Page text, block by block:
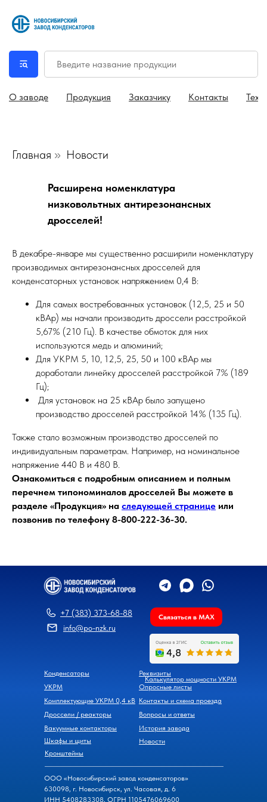
О заводе Продукция Заказчику Контакты
Главная » Новости
Расширена номенклатура
низковольтных антирезонансных
дросселей!
В декабре-январе мы существенно расширили номенклатуру
производимых антирезонансных дросселей для
конденсаторных установок напряжением 0,4 В:
Для самых востребованных установок (12,5, 25 и 50
кВАр) мы начали производить дроссели расстройкой
5,67% (210 Гц). В качестве обмоток для них
используются медь и алюминий;
Для УКРМ 5, 10, 12,5, 25, 50 и 100 кВАр мы
доработали линейку дросселей расстройкой 7% (189
Гц);
Для установок на 25 кВАр было запущено
производство дросселей расстройкой 14% (135 Гц).
Также стало возможным производство дросселей по
индивидуальным параметрам. Например, на номинальное
напряжение 440 В и 480 В.
Ознакомиться с подробным описанием и полным
перечнем типономиналов дросселей Вы можете в
разделе «Продукция» на следующей странице или
позвонив по телефону 8-800-222-36-30.
info@po-nzk.ru
Конденсаторы
УКРМ
Комплектующие УКРМ 0,4 кВ
Кронштейны
Шкафы и щиты
Вакуумные контакторы
Дроссели / реакторы
Реквизиты
Калькулятор мощности УКРМ
Опросные листы
Контакты и схема проезда
Вопросы и ответы
Новости
История завода
ООО «Новосибирский завод конденсаторов»
630098, г. Новосибирск, ул. Часовая, д. 6
ИНН 5408283308, ОГРН 1105476069600
+7 (383) 373-68-88 Связаться в MAX